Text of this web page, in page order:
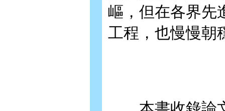
嶇，但在各界先
工程，也慢慢朝